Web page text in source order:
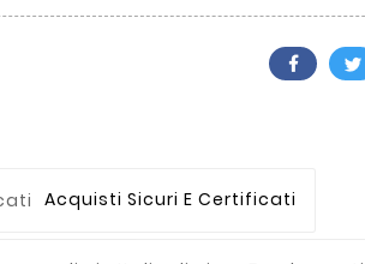
Acquisti Sicuri E Certificati